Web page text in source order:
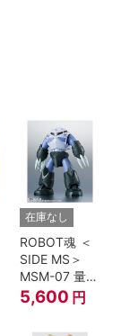
在庫なし
ROBOT魂 ＜
SIDE MS＞
MSM-07 量産
型ズゴック
ver.
5,600 円